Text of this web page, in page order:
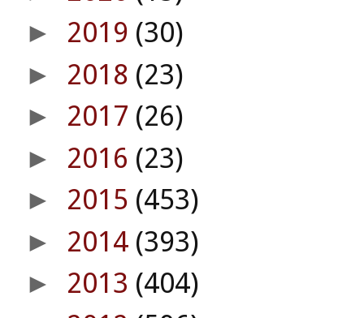
► 2019 (30)
► 2018 (23)
► 2017 (26)
► 2016 (23)
► 2015 (453)
► 2014 (393)
► 2013 (404)